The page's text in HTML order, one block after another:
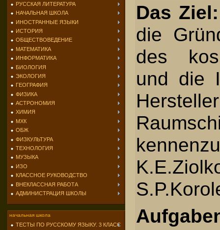
РУССКАЯ ЛИТЕРАТУРА
НАЧАЛЬНАЯ ШКОЛА
ИНОСТРАННЫЕ ЯЗЫКИ
ИСТОРИЯ
ОБЩЕСТВОВЕДЕНИЕ
МАТЕМАТИКА
ИНФОРМАТИКА
БИОЛОГИЯ
ЭКОЛОГИЯ
ГЕОГРАФИЯ
ФИЗИКА
АСТРОНОМИЯ
ХИМИЯ
МХК
ОБЖ
ФИЗКУЛЬТУРА
ТЕХНОЛОГИЯ
МУЗЫКА
ИЗО
КЛАССНОЕ РУКОВОДСТВО
ВНЕКЛАССНАЯ РАБОТА
АДМИНИСТРАЦИЯ ШКОЛЫ
начальная школа
ТЕСТЫ ПО РУССКОМУ ЯЗЫКУ. 3 КЛАСС
Das Ziel:
die
des
und die